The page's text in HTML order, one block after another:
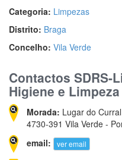
Categoria: Limpezas
Distrito: Braga
Concelho: Vila Verde
Contactos SDRS-
Higiene e Limpeza
Morada: Lugar do
4730-391 Vila Verde -
email:
ver email